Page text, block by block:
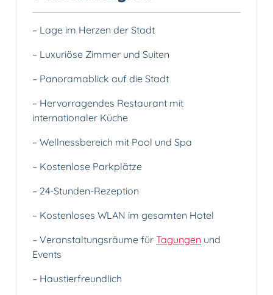
– Lage im Herzen der Stadt
– Luxuriöse Zimmer und Suiten
– Panoramablick auf die Stadt
– Hervorragendes Restaurant mit
internationaler Küche
– Wellnessbereich mit Pool und Spa
– Kostenlose Parkplätze
– 24-Stunden-Rezeption
– Kostenloses WLAN im gesamten Hotel
– Veranstaltungsräume für Tagungen und
Events
– Haustierfreundlich